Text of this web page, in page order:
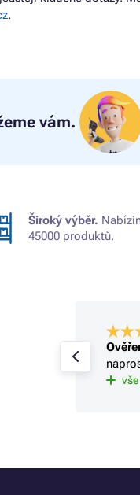
.
vám.
Široký výběr.
45000 produktů.
vše